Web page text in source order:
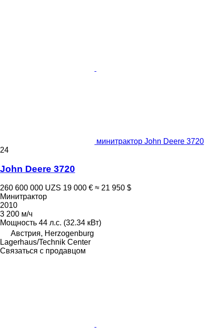
минитрактор John Deere 3720
24
John Deere 3720
260 600 000 UZS 19 000 € ≈ 21 950 $
Минитрактор
2010
3 200 м/ч
Мощность 44 л.с. (32.34 кВт)
Австрия, Herzogenburg
Lagerhaus/Technik Center
Связаться с продавцом